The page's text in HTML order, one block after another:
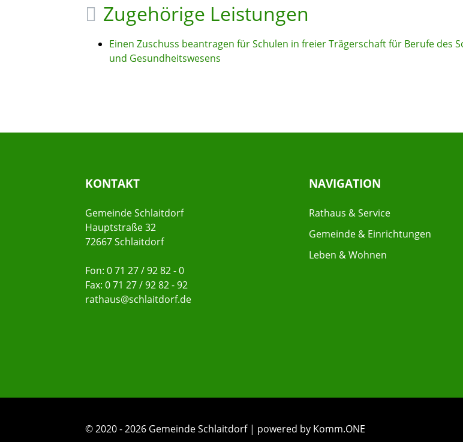
Zugehörige Leistungen
Einen Zuschuss beantragen für Schulen in freier Trägerschaft für Berufe des
und Gesundheitswesens
KONTAKT
Gemeinde Schlaitdorf
Hauptstraße 32
72667 Schlaitdorf
Fon: 0 71 27 / 92 82 - 0
Fax: 0 71 27 / 92 82 - 92
rathaus@schlaitdorf.de
NAVIGATION
Rathaus & Service
Gemeinde & Einrichtungen
Leben & Wohnen
© 2020 - 2026 Gemeinde Schlaitdorf | powered by Komm.ONE